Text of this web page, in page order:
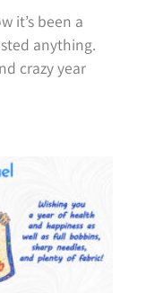
anything.
crazy year